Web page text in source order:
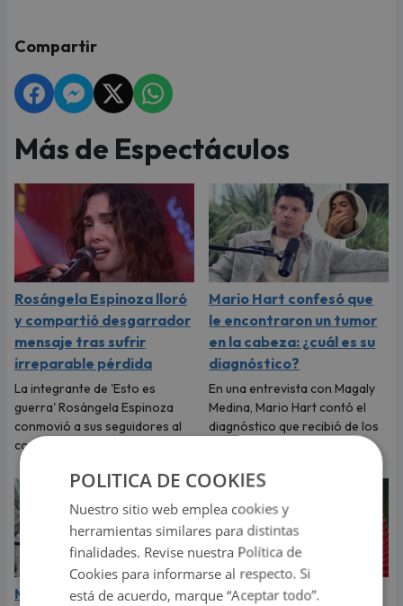
Compartir
Más de Espectáculos
Rosángela Espinoza lloró
y compartió desgarrador
mensaje tras sufrir
irreparable pérdida
La integrante de 'Esto es
guerra' Rosángela Espinoza
conmovió a sus seguidores al
compartir un sentido mensaje.
Mario Hart confesó que
le encontraron un tumor
en la cabeza: ¿cuál es su
diagnóstico?
En una entrevista con Magaly
Medina, Mario Hart contó el
diagnóstico que recibió de los
Mario Hart confesó que
‘Esto es guerra’: Kevin
POLITICA DE COOKIES
Nuestro sitio web emplea cookies y
herramientas similares para distintas
finalidades. Revise nuestra Política de
Cookies para informarse al respecto. Si
está de acuerdo, marque “Aceptar todo”.